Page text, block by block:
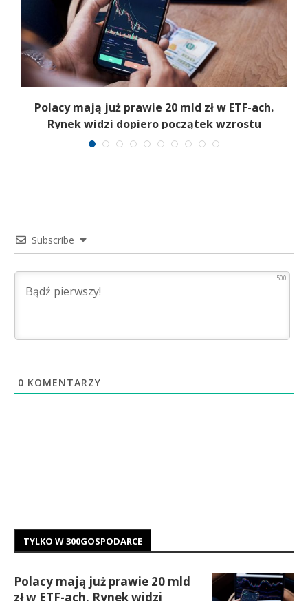
Polacy mają już prawie 20 mld zł w ETF-ach.
Rynek widzi dopiero początek wzrostu
Subscribe
500
0 KOMENTARZY
TYLKO W 300GOSPODARCE
Polacy mają już prawie 20 mld
zł w ETF-ach. Rynek widzi